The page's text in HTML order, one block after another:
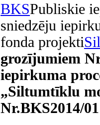
BKSPubliskie
sniedzēju
fonda projekti
grozījumiem
iepirkuma
„Siltumtīklu
Nr.BKS2014/01